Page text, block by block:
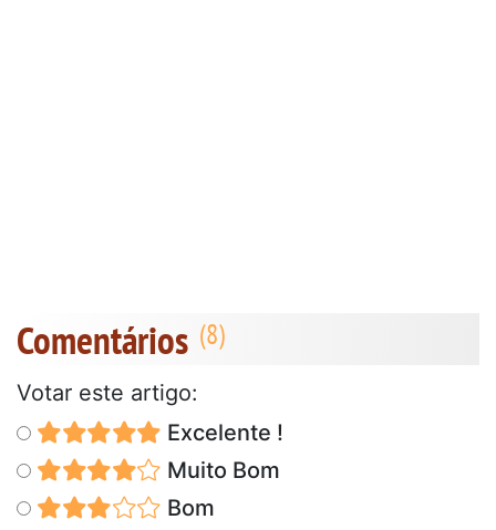
Comentários
Votar este artigo:
Excelente !
Muito Bom
Bom